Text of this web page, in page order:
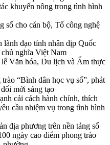
khuyến nông trong tình hình
số cho cán bộ, Tổ công nghệ
lãnh đạo tỉnh nhân dịp Quốc
nghĩa Việt Nam
lễ Văn hóa, Du lịch và Ẩm thực
“Bình dân học vụ số”, phát
mới sáng tạo
cải cách hành chính, thích
cầu nhiệm vụ trong tình hình
địa phương trên nền tảng số
ngày cao điểm phong trào